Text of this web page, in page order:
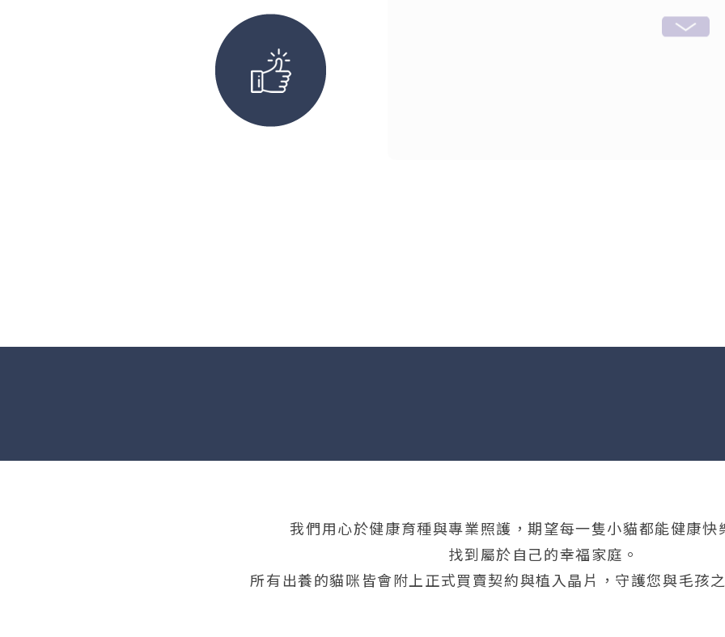
我們用心於健康育種與專業照護，期望每一隻小貓都能健康快
找到屬於自己的幸福家庭。
所有出養的貓咪皆會附上正式買賣契約與植入晶片，守護您與毛孩